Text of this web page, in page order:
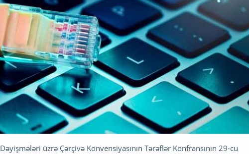
üzrə Çərçivə Konvensiyasının Tərəflər Konfransının 29-cu